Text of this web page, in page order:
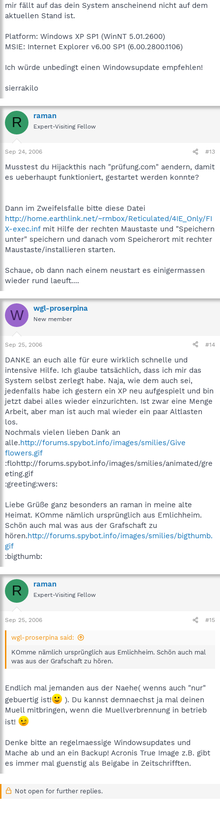
mir fällt auf das dein System anscheinend nicht auf dem
aktuellen Stand ist.
Platform: Windows XP SP1 (WinNT 5.01.2600)
MSIE: Internet Explorer v6.00 SP1 (6.00.2800.1106)
Ich würde unbedingt einen Windowsupdate empfehlen!
sierrakilo
R raman
Expert-Visiting Fellow
Sep 24, 2006 #13
Musstest du Hijackthis nach "prüfung.com" aendern, damit
es ueberhaupt funktioniert, gestartet werden konnte?
Dann im Zweifelsfalle bitte diese Datei
http://home.earthlink.net/~rmbox/Reticulated/4IE_Only/FI
X-exec.infmit Hilfe der rechten Maustaste und "Speichern
unter" speichern und danach vom Speicherort mit rechter
Maustaste/installieren starten.
Schaue, ob dann nach einem neustart es einigermassen
wieder rund laeuft....
W wgl-proserpina
New member
Sep 25, 2006 #14
DANKE an euch alle für eure wirklich schnelle und
intensive Hilfe. Ich glaube tatsächlich, dass ich mir das
System selbst zerlegt habe. Naja, wie dem auch sei,
jedenfalls habe ich gestern ein XP neu aufgespielt und bin
jetzt dabei alles wieder einzurichten. Ist zwar eine Menge
Arbeit, aber man ist auch mal wieder ein paar Altlasten
los.
Nochmals vielen lieben Dank an
alle.http://forums.spybot.info/images/smilies/Give
flowers.gif
:flohttp://forums.spybot.info/images/smilies/animated/gre
eting.gif
:greeting:wers:
Liebe Grüße ganz besonders an raman in meine alte
Heimat. KOmme nämlich ursprünglich aus Emlichheim.
Schön auch mal was aus der Grafschaft zu
hören.http://forums.spybot.info/images/smilies/bigthumb.
gif
:bigthumb:
R raman
Expert-Visiting Fellow
Sep 25, 2006 #15
wgl-proserpina said:
KOmme nämlich ursprünglich aus Emlichheim. Schön auch mal
was aus der Grafschaft zu hören.
Endlich mal jemanden aus der Naehe( wenns auch "nur"
gebuertig ist!
). Du kannst demnaechst ja mal deinen
Muell mitbringen, wenn die Muellverbrennung in betrieb
ist!
Denke bitte an regelmaessige Windowsupdates und
Mache ab und an ein Backup! Acronis True Image z.B. gibt
es immer mal guenstig als Beigabe in Zeitschrifften.
Not open for further replies.